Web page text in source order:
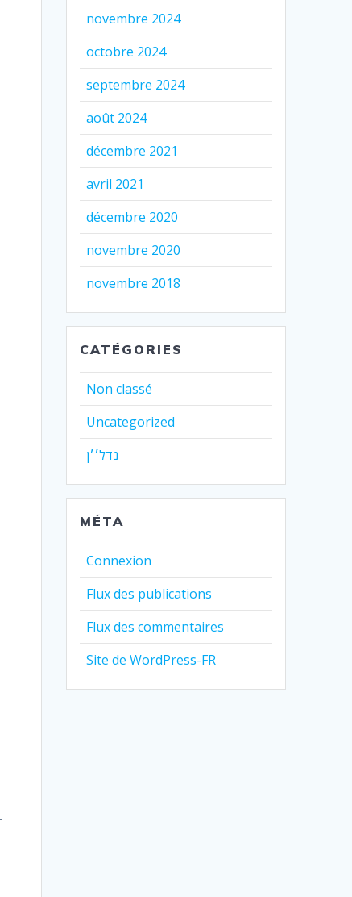
novembre 2024
octobre 2024
septembre 2024
août 2024
décembre 2021
avril 2021
décembre 2020
novembre 2020
novembre 2018
CATÉGORIES
Non classé
Uncategorized
נדל׳׳ן
MÉTA
Connexion
Flux des publications
Flux des commentaires
Site de WordPress-FR